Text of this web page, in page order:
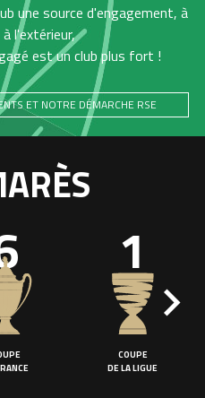
une source d'engagement, à
l'extérieur,
est un club plus fort !
ET NOTRE DÉMARCHE RSE
1
COUPE
DE LA LIGUE